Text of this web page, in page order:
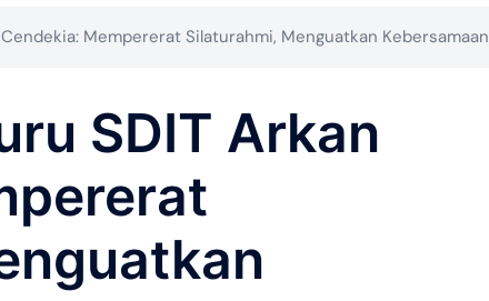
Cendekia: Mempererat Silaturahmi, Menguatkan Kebersamaan
SDIT Arkan